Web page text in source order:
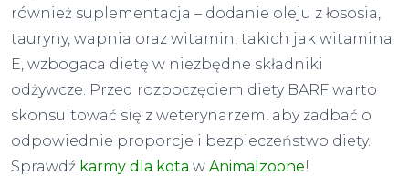
również suplementacja – dodanie oleju z łososia,
tauryny, wapnia oraz witamin, takich jak witamina
E, wzbogaca dietę w niezbędne składniki
odżywcze. Przed rozpoczęciem diety BARF warto
skonsultować się z weterynarzem, aby zadbać o
odpowiednie proporcje i bezpieczeństwo diety.
Sprawdź karmy dla kota w Animalzoone!